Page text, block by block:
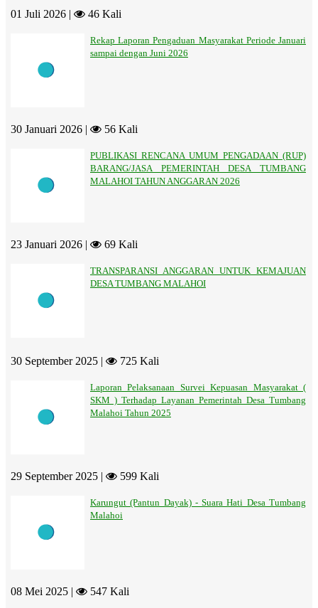
01 Juli 2026 | 46 Kali
Rekap Laporan Pengaduan Masyarakat Periode Januari
sampai dengan Juni 2026
30 Januari 2026 | 56 Kali
PUBLIKASI RENCANA UMUM PENGADAAN (RUP)
BARANG/JASA PEMERINTAH DESA TUMBANG
MALAHOI TAHUN ANGGARAN 2026
23 Januari 2026 | 69 Kali
TRANSPARANSI ANGGARAN UNTUK KEMAJUAN
DESA TUMBANG MALAHOI
30 September 2025 | 725 Kali
Laporan Pelaksanaan Survei Kepuasan Masyarakat (
SKM ) Terhadap Layanan Pemerintah Desa Tumbang
Malahoi Tahun 2025
29 September 2025 | 599 Kali
Karungut (Pantun Dayak) - Suara Hati Desa Tumbang
Malahoi
08 Mei 2025 | 547 Kali